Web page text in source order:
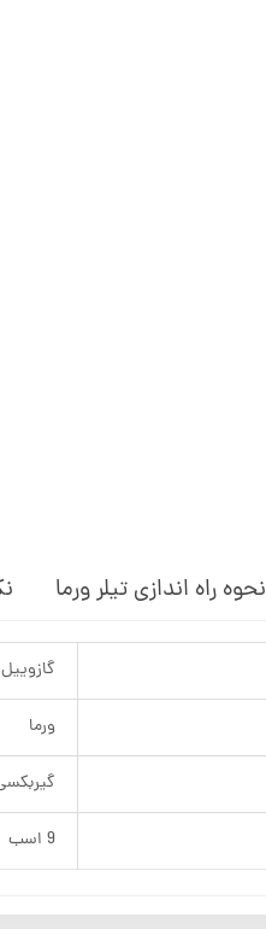
نحوه راه اندازی تیلر ورما
گازوییل
ورما
9 اسب